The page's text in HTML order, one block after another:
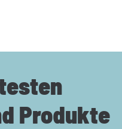
Produkte